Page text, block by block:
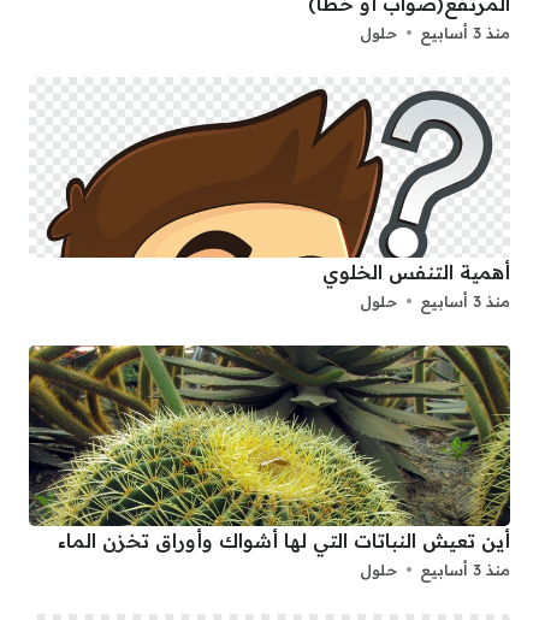
منذ 3 أسابيع حلول
أهمية التنفس الخلوي
منذ 3 أسابيع حلول
أين تعيش النباتات التي لها أشواك وأوراق تخزن الماء
منذ 3 أسابيع حلول